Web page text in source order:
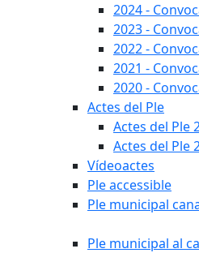
2024 -
2023 -
2022 -
2021 -
2020 -
Actes del Ple
Actes del Ple
Actes del Ple
Vídeoactes
Ple accessible
Ple municipal
Ple municipal al